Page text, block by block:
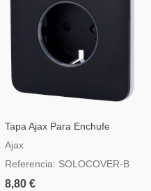
Tapa Ajax Para Enchufe
Básico Tipo F Color Negro
Ajax
Referencia: SOLOCOVER-B
8,80 €